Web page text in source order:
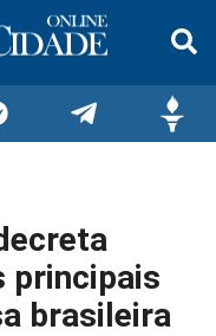
no
TelegramGettr
principais
brasileira